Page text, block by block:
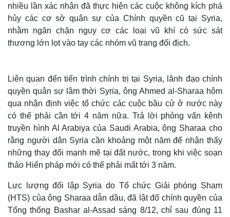
nhiều lần xác nhận đã thực hiện các cuộc không kích phá
hủy các cơ sở quân sự của Chính quyền cũ tại Syria,
nhằm ngăn chặn nguy cơ các loại vũ khí có sức sát
thương lớn lọt vào tay các nhóm vũ trang đối địch.
Liên quan đến tiến trình chính trị tại Syria, lãnh đạo chính
quyền quân sự lâm thời Syria, ông Ahmed al-Sharaa hôm
qua nhận định việc tổ chức các cuộc bầu cử ở nước này
có thể phải cần tới 4 năm nữa. Trả lời phỏng vấn kênh
truyền hình Al Arabiya của Saudi Arabia, ông Sharaa cho
rằng người dân Syria cần khoảng một năm để nhận thấy
những thay đổi mạnh mẽ tại đất nước, trong khi việc soạn
thảo Hiến pháp mới có thể phải mất tới 3 năm.
Lực lượng đối lập Syria do Tổ chức Giải phóng Sham
(HTS) của ông Sharaa dẫn dầu, đã lật đổ chính quyền của
Tổng thống Bashar al-Assad sáng 8/12, chỉ sau đúng 11